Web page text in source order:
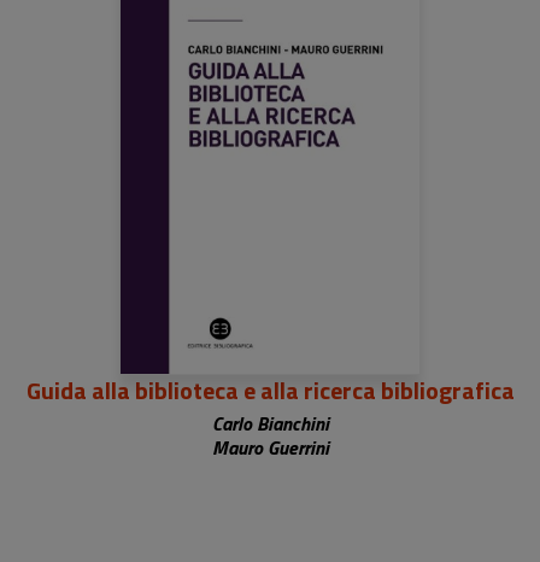
Guida alla biblioteca e alla ricerca bibliografica
Carlo Bianchini
Mauro Guerrini